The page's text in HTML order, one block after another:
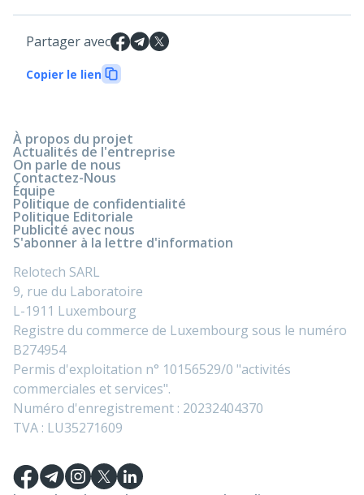
Partager avec
Copier le lien
À propos du projet
Actualités de l'entreprise
On parle de nous
Contactez-Nous
Équipe
Politique de confidentialité
Politique Editoriale
Publicité avec nous
S'abonner à la lettre d'information
Relotech SARL
9, rue du Laboratoire
L-1911 Luxembourg
Registre du commerce de Luxembourg sous le numéro
B274954
Permis d'exploitation n° 10156529/0 "activités
commerciales et services".
Numéro d'enregistrement : 20232404370
TVA : LU35271609